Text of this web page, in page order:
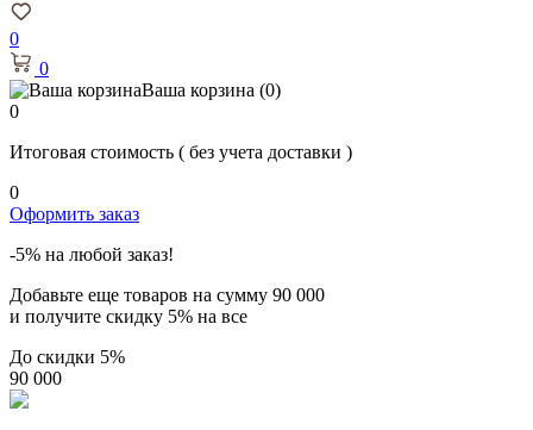
0
0
Ваша корзина (0)
0
Итоговая стоимость ( без учета доставки )
0
Оформить заказ
-5% на любой заказ!
Добавьте еще товаров на сумму 90 000
и получите скидку 5% на все
До скидки 5%
90 000